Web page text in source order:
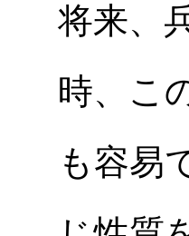
将来、
時、こ
も容易